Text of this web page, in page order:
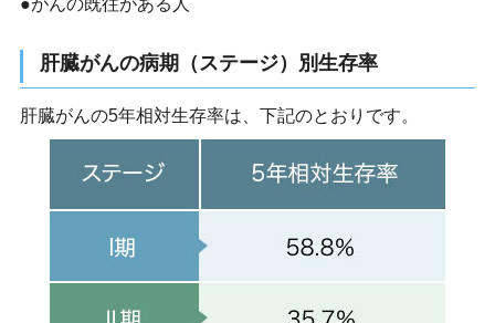
肝臓がんの病期（ステージ）別生存率
肝臓がんの5年相対生存率は、下記のとおりです。